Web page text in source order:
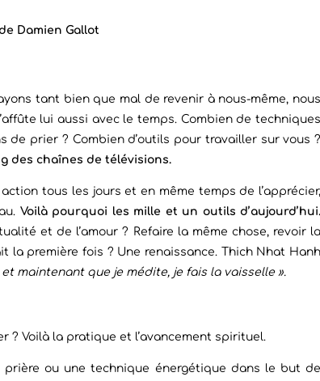
Damien Gallot
tant bien que mal de revenir à nous-même,
lui aussi avec le temps. Combien de
de prier ? Combien d’outils pour travailler sur vous
des chaînes de télévisions.
tous les jours et en même temps de
Voilà pourquoi les mille et un outils
et de l’amour ? Refaire la même chose, revoir
la première fois ? Une renaissance. Thich Nhat
maintenant que je médite, je fais la vaisselle ».
? Voilà la pratique et l’avancement spirituel.
prière ou une technique énergétique dans le but